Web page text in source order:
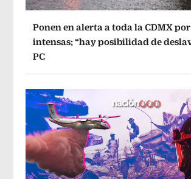
Ponen en alerta a toda la CDMX
intensas; “hay posibilidad de
PC